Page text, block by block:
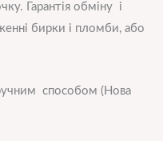
Гарантія обміну і
бирки і пломби, або
способом (Нова